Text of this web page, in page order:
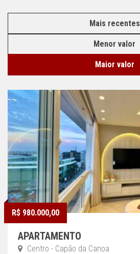
Mais recentes
Menor valor
Maior valor
R$ 980.000,00
APARTAMENTO
Centro - Capão da Canoa